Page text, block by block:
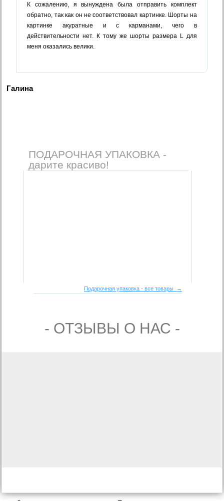
К сожалению, я вынуждена была отправить комплект
обратно, так как он не соответствовал картинке. Шорты на
картинке акуратные и с карманами, чего в
действительности нет. К тому же шорты размера L для
меня оказались велики.
Галина
ПОДАРОЧНАЯ УПАКОВКА -
дарите красиво!
Подарочная упаковка - все товары →
- ОТЗЫВЫ О НАС -